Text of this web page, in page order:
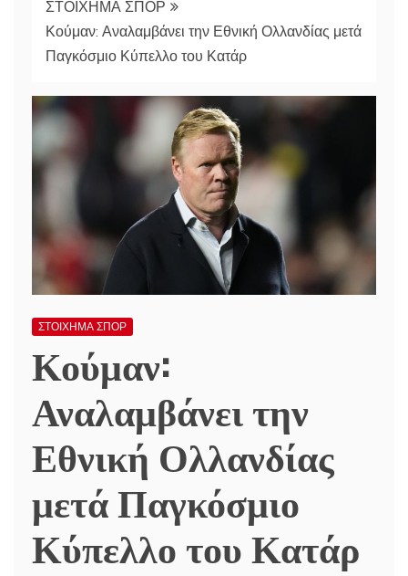
ΣΤΟΙΧΗΜΑ ΣΠΟΡ
Κούμαν: Αναλαμβάνει την Εθνική Ολλανδίας μετά
Παγκόσμιο Κύπελλο του Κατάρ
ΣΤΟΙΧΗΜΑ ΣΠΟΡ
Κούμαν:
Αναλαμβάνει την
Εθνική Ολλανδίας
μετά Παγκόσμιο
Κύπελλο του Κατάρ